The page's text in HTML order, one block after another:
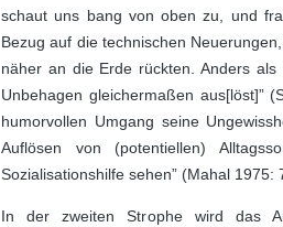
schaut uns bang von oben zu, und
Bezug auf die technischen
näher an die Erde rückten. Anders
Unbehagen gleichermaßen aus[löst]”
humorvollen Umgang seine
Auflösen von (potentiellen)
Sozialisationshilfe sehen” (Mahal 1975:
In der zweiten Strophe wird das